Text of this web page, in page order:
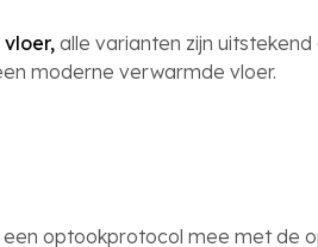
vloer, alle varianten zijn
moderne verwarmde vloer.
optookprotocol mee met de